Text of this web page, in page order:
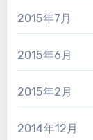
2015年7月
2015年6月
2015年2月
2014年12月